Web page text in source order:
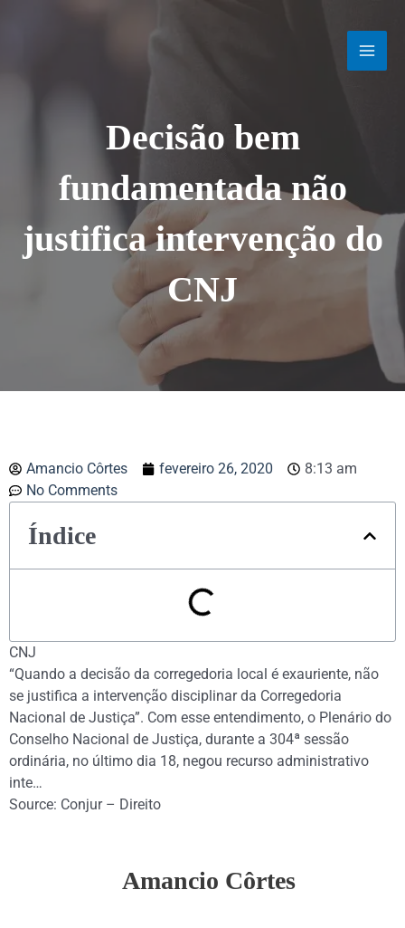
Decisão bem
fundamentada não
justifica intervenção do
CNJ
Amancio Côrtes fevereiro 26, 2020
8:13 am
No Comments
Índice
CNJ
“Quando a decisão da corregedoria local é exauriente, não
se justifica a intervenção disciplinar da Corregedoria
Nacional de Justiça”. Com esse entendimento, o Plenário do
Conselho Nacional de Justiça, durante a 304ª sessão
ordinária, no último dia 18, negou recurso administrativo
inte…
Source: Conjur – Direito
Amancio Côrtes